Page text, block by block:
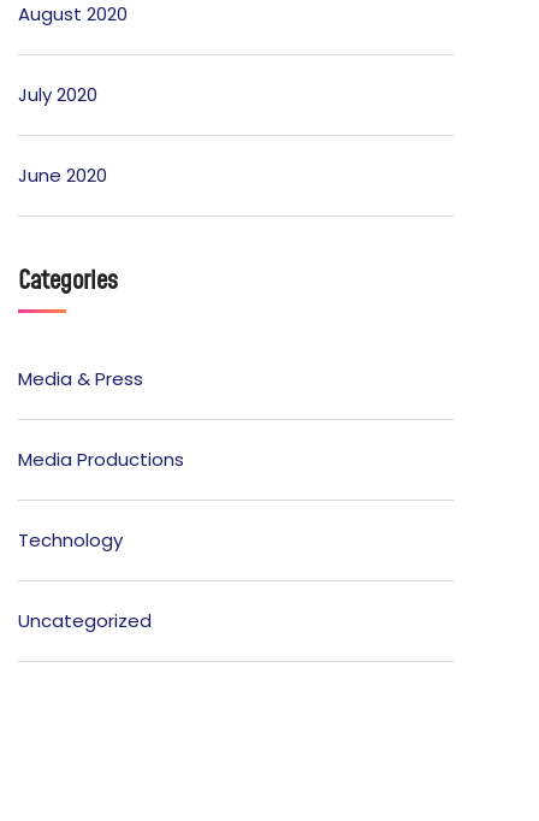
August 2020
July 2020
June 2020
Categories
Media & Press
Media Productions
Technology
Uncategorized